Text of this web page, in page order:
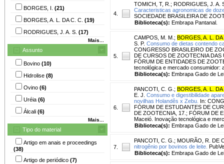
BORGES, I. (21)
BORGES, A. L. DA C. C. (19)
RODRIGUES, J. A. S. (17)
Mais...
Assunto
Bovino (10)
Hidrolise (8)
Ovino (6)
Uréia (6)
Álcali (6)
Mais...
Tipo do material
Artigo em anais e proceedings
(38)
Artigo de periódico (7)
4.
TOMICH, T, R. ; RODRIGUES, J. A.
Caracteristicas agronomicas de
SOCIEDADE BRASILEIRA DE
Biblioteca(s): Embrapa Pantanal.
5.
CAMPOS, M. M. ; BORGES, A. L. DA
S. P. Consumo de dietas contendo
CONGRESSO BRASILEIRO DE
DE CURSOS DE ZOOTECNIA
FÓRUM DE ENTIDADES DE
tecnológica e mercado consumidor:
Biblioteca(s): Embrapa Gado de
6.
PANCOTI, C. G. ; BORGES, A. L. DA
E. J. Consumo e digestibilidade
novilhas Holandês x Zebu. In:
FÓRUM DE ESTUDANTES DE
DE ZOOTECNIA, 17.; FÓRUM DE
Maceió. Inovação tecnológica e
Biblioteca(s): Embrapa Gado de
7.
PANCOTI, C. G. ; MOURÃO, R. DE
nitrogênio por bovinos de leite.
Biblioteca(s): Embrapa Gado de